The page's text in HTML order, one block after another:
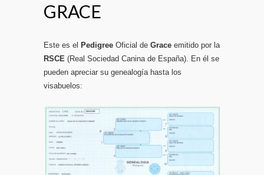
GRACE
Este es el Pedigree Oficial de Grace emitido por la
RSCE (Real Sociedad Canina de España). En él se
pueden apreciar su genealogía hasta los
visabuelos: